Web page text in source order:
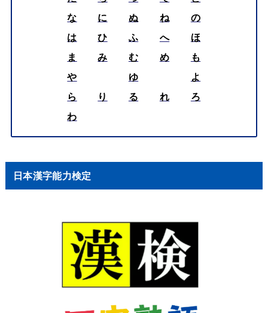
な
に ぬ ね
の
は
ひ ふ へ
ほ
ま
み む め
も
や
ゆ
よ
ら
り る れ
ろ
わ
日本漢字能力検定